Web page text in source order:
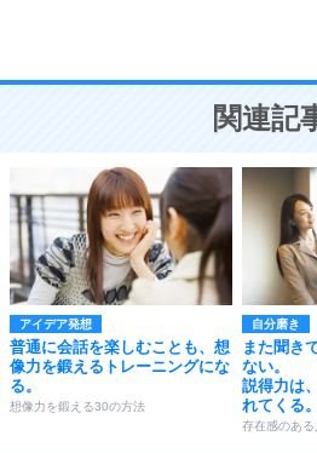
ことが大切。
関連記
アイデア発想
普通に会話を楽しむことも、想
像力を鍛えるトレーニングにな
る。
想像力を鍛える30の方法
自分磨き
また聞き
ない。
説得力は
れてくる。
存在感のあ